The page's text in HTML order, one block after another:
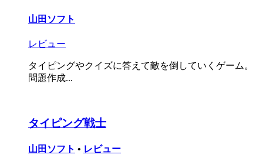
山田ソフト
レビュー
タイピングやクイズに答えて敵を倒していくゲーム。
問題作成...
タイピング戦士
山田ソフト • レビュー